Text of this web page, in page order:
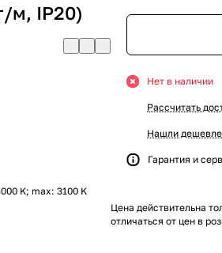
м, IP20)
K; max: 3100 K
Нет в наличии
Рассчитать
Нашли
Гарантия и
Цена действительна
отличаться от цен в